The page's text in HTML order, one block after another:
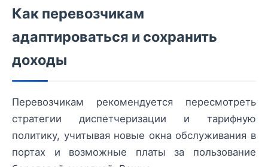
Как перевозчикам
адаптироваться и сохранить
доходы
Перевозчикам рекомендуется пересмотреть
стратегии диспетчеризации и тарифную
политику, учитывая новые окна обслуживания в
портах и возможные платы за пользование